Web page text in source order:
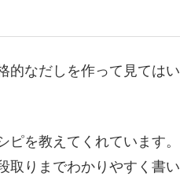
的なだしを作って見てはい
を教えてくれています。
取りまでわかりやすく書い